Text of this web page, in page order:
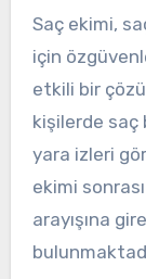
Saç ekimi,
için
etkili bir
kişilerde saç
yara izleri
ekimi
arayışına